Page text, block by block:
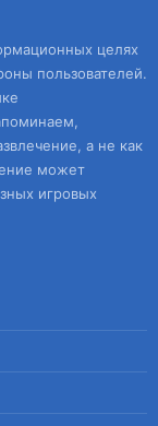
целях
пользователей.
а не как
может
игровых